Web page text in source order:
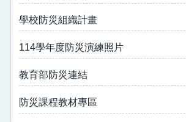
學校防災組織計畫
114學年度防災演練照片
教育部防災連結
防災課程教材專區